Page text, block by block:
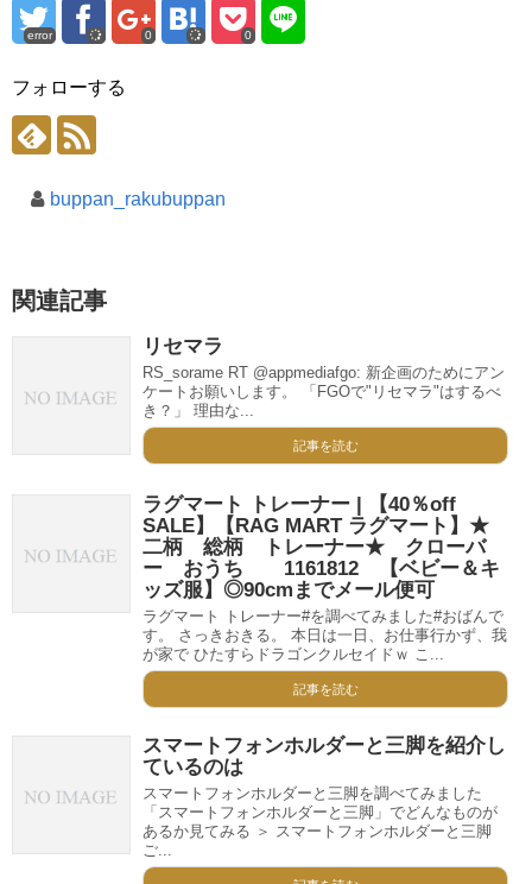
error 0 0
フォローする
buppan_rakubuppan
関連記事
リセマラ
RS_sorame RT @appmediafgo: 新企画のためにアン
ケートお願いします。 「FGOで"リセマラ"はするべ
き？」 理由な...
記事を読む
ラグマート トレーナー | 【40％off
SALE】【RAG MART ラグマート】★
二柄 総柄 トレーナー★ クローバ
ー おうち 1161812 【ベビー＆キ
ッズ服】◎90cmまでメール便可
ラグマート トレーナー#を調べてみました#おばんで
す。 さっきおきる。 本日は一日、お仕事行かず、我
が家で ひたすらドラゴンクルセイドｗ こ...
記事を読む
スマートフォンホルダーと三脚を紹介し
ているのは
スマートフォンホルダーと三脚を調べてみました
「スマートフォンホルダーと三脚」でどんなものが
あるか見てみる ＞ スマートフォンホルダーと三脚
ご...